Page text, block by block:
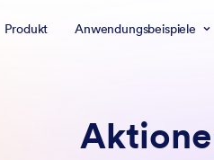
Produkt Anwendungsbeispiele